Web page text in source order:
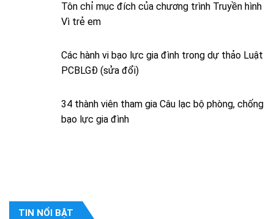
Tôn chỉ mục đích của chương trình Truyền hình
Vì trẻ em
Các hành vi bạo lực gia đình trong dự thảo Luật
PCBLGĐ (sửa đổi)
34 thành viên tham gia Câu lạc bộ phòng, chống
bạo lực gia đình
TIN NỔI BẬT